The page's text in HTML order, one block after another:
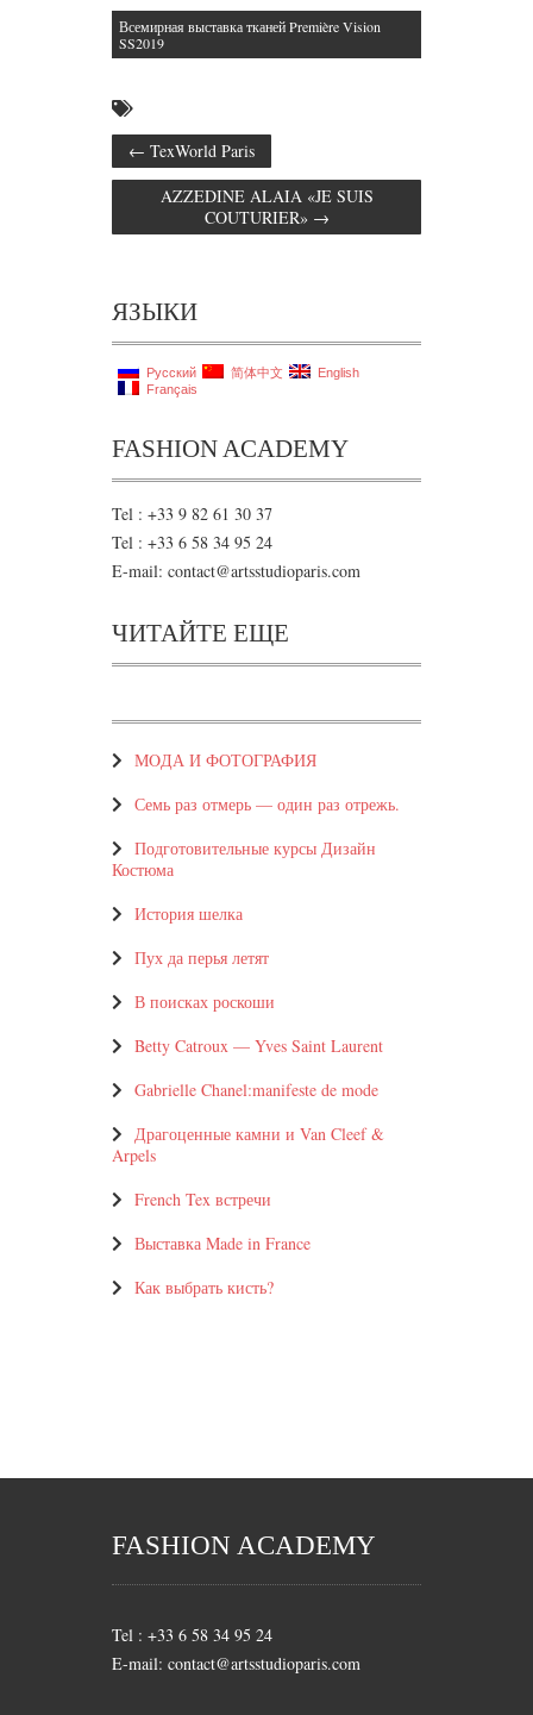
Всемирная выставка тканей Première Vision
SS2019
← TexWorld Paris
AZZEDINE ALAIA «JE SUIS
COUTURIER» →
ЯЗЫКИ
Русский 简体中文
English
Français
FASHION ACADEMY
Tel : +33 9 82 61 30 37
Tel : +33 6 58 34 95 24
E-mail: contact@artsstudioparis.com
ЧИТАЙТЕ ЕЩЕ
МOДА И ФОТОГРАФИЯ
Семь раз отмерь — один раз отрежь.
Подготовительные курсы Дизайн
Костюма
История шелка
Пух да перья летят
В поисках роскоши
Betty Catroux — Yves Saint Laurent
Gabrielle Chanel:manifeste de mode
Драгоценные камни и Van Cleef &
Arpels
French Tex встречи
Выставка Made in France
Как выбрать кисть?
FASHION ACADEMY
Tel : +33 6 58 34 95 24
E-mail: contact@artsstudioparis.com